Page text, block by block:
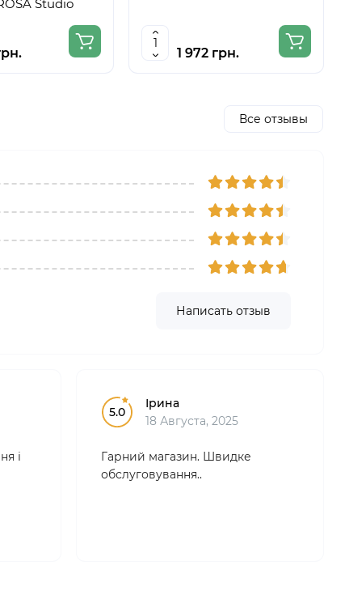
Studio
1 972 грн.
Все отзывы
Написать отзыв
і
5.0
Ірина
18 Августа, 2025
Гарний магазин. Швидке
обслуговування..